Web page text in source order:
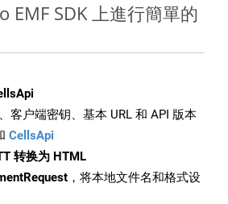
EMF SDK 上進行簡單的
客户端密钥、基本 URL 和 API 版本
CellsApi
转换为 HTML
，将本地文件名和格式设